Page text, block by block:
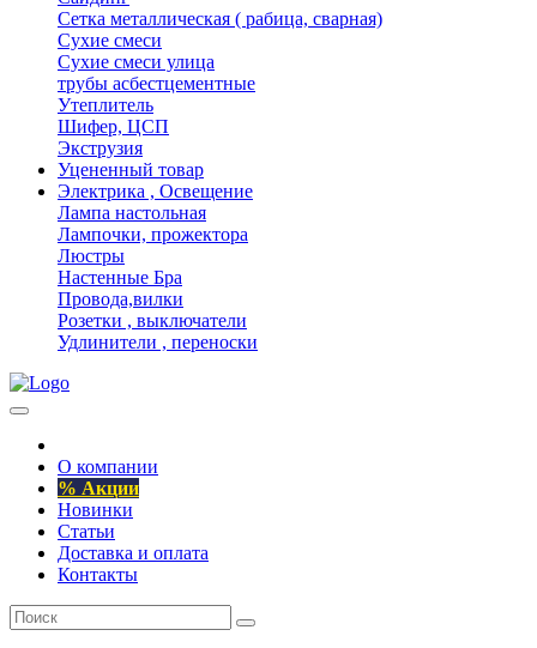
Сетка металлическая ( рабица, сварная)
Сухие смеси
Сухие смеси улица
трубы асбестцементные
Утеплитель
Шифер, ЦСП
Экструзия
Уцененный товар
Электрика , Освещение
Лампа настольная
Лампочки, прожектора
Люстры
Настенные Бра
Провода,вилки
Розетки , выключатели
Удлинители , переноски
О компании
% Акции
Новинки
Статьи
Доставка и оплата
Контакты